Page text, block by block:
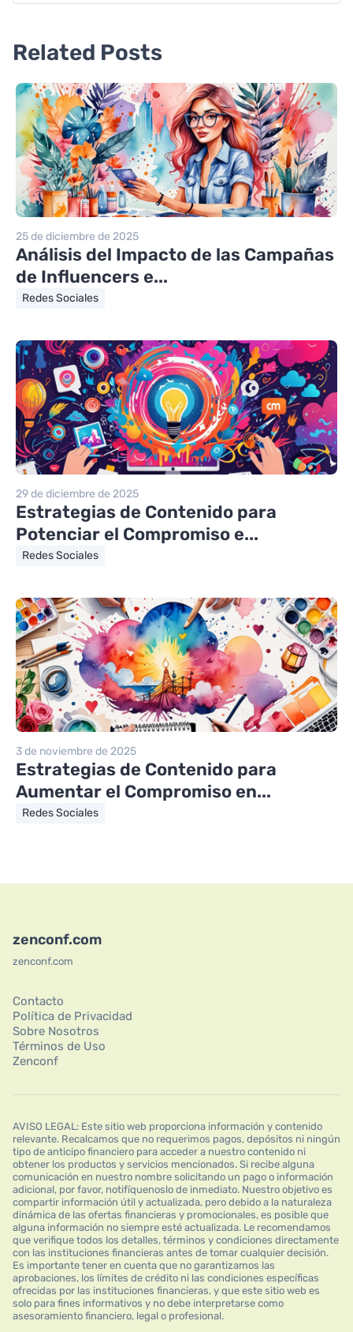
Related Posts
25 de diciembre de 2025
Análisis del Impacto de las Campañas
de Influencers e...
Redes Sociales
29 de diciembre de 2025
Estrategias de Contenido para
Potenciar el Compromiso e...
Redes Sociales
3 de noviembre de 2025
Estrategias de Contenido para
Aumentar el Compromiso en...
Redes Sociales
zenconf.com
zenconf.com
Contacto
Política de Privacidad
Sobre Nosotros
Términos de Uso
Zenconf
AVISO LEGAL: Este sitio web proporciona información y contenido
relevante. Recalcamos que no requerimos pagos, depósitos ni ningún
tipo de anticipo financiero para acceder a nuestro contenido ni
obtener los productos y servicios mencionados. Si recibe alguna
comunicación en nuestro nombre solicitando un pago o información
adicional, por favor, notifíquenoslo de inmediato. Nuestro objetivo es
compartir información útil y actualizada, pero debido a la naturaleza
dinámica de las ofertas financieras y promocionales, es posible que
alguna información no siempre esté actualizada. Le recomendamos
que verifique todos los detalles, términos y condiciones directamente
con las instituciones financieras antes de tomar cualquier decisión.
Es importante tener en cuenta que no garantizamos las
aprobaciones, los límites de crédito ni las condiciones específicas
ofrecidas por las instituciones financieras, y que este sitio web es
solo para fines informativos y no debe interpretarse como
asesoramiento financiero, legal o profesional.